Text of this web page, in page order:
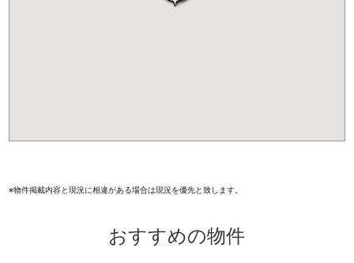
※物件掲載内容と現況に相違がある場合は現況を優先と致します。
おすすめの物件